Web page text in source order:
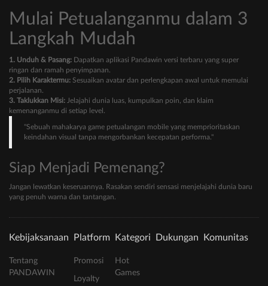
Mulai Petualanganmu dalam 3
Langkah Mudah
1. Unduh & Pasang: Dapatkan aplikasi Pandawin versi terbaru yang super
ringan dan ramah penyimpanan.
2. Pilih Karaktermu: Sesuaikan avatar dan perlengkapan awal untuk memulai
perjalanan.
3. Taklukkan Misi: Jelajahi dunia luas, kumpulkan poin, dan klaim
kemenanganmu di setiap level.
"Sebuah mahakarya game petualangan mobile yang memprioritaskan
keindahan visual tanpa mengorbankan kecepatan performa."
Siap Menjadi Pemenang?
Jangan lewatkan keseruannya. Rasakan sendiri sensasi menjelajahi dunia baru
yang penuh warna dan tantangan.
Kebijaksanaan
Tentang
PANDAWIN
Platform
Promosi
Loyalty
Kategori
Hot
Games
Dukungan Komunitas